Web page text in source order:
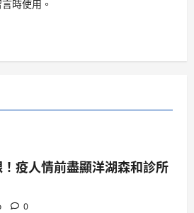
時使用。
疫人情前盡顯洋湖森和診所
0